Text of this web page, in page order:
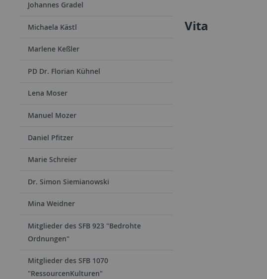
Johannes Gradel
Michaela Kästl
Marlene Keßler
PD Dr. Florian Kühnel
Lena Moser
Manuel Mozer
Daniel Pfitzer
Marie Schreier
Dr. Simon Siemianowski
Mina Weidner
Mitglieder des SFB 923 "Bedrohte
Ordnungen"
Mitglieder des SFB 1070
"RessourcenKulturen"
Vita